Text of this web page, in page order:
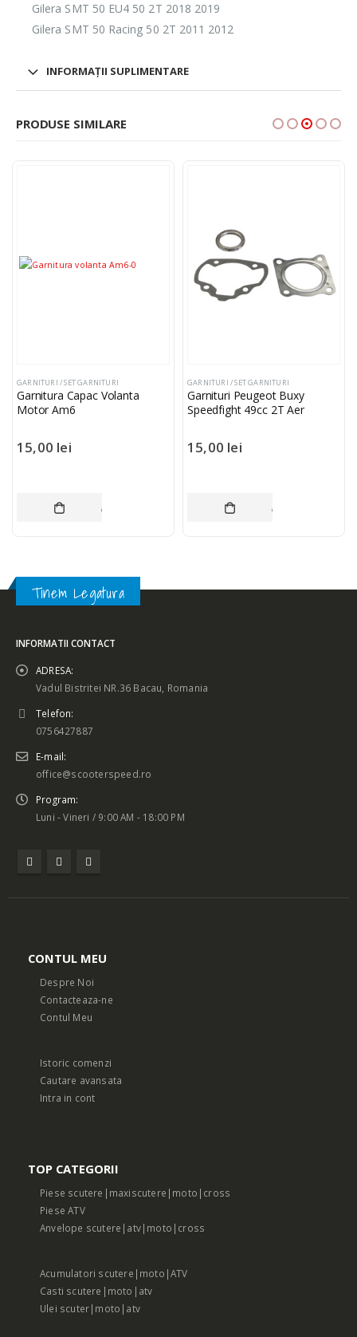
Gilera SMT 50 EU4 50 2T 2018 2019
Gilera SMT 50 Racing 50 2T 2011 2012
INFORMAȚII SUPLIMENTARE
PRODUSE SIMILARE
GARNITURI / SET GARNITURI
Garnitura Capac Volanta
Motor Am6
15,00 lei
ADAUGĂ ÎN COȘ
GARNITURI / SET GARNITURI
Garnituri Peugeot Buxy
Speedfight 49cc 2T Aer
15,00 lei
ADAUGĂ ÎN COȘ
Tinem Legatura
INFORMATII CONTACT
ADRESA:
Vadul Bistritei NR.36 Bacau, Romania
Telefon:
0756427887
E-mail:
office@scooterspeed.ro
Program:
Luni - Vineri / 9:00 AM - 18:00 PM
CONTUL MEU
Despre Noi
Contacteaza-ne
Contul Meu
Istoric comenzi
Cautare avansata
Intra in cont
TOP CATEGORII
Piese scutere|maxiscutere|moto|cross
Piese ATV
Anvelope scutere|atv|moto|cross
Acumulatori scutere|moto|ATV
Casti scutere|moto|atv
Ulei scuter|moto|atv